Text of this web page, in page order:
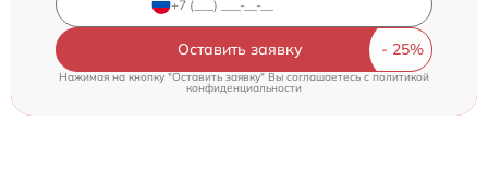
Оставить заявку
Нажимая на кнопку "Оставить заявку" Вы соглашаетесь c политикой
конфиденциальности